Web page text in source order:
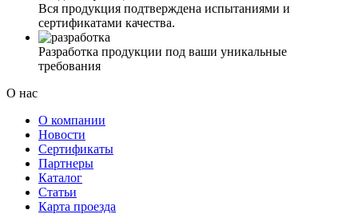
Вся продукция подтверждена испытаниями и
сертификатами качества.
Разработка продукции под ваши уникальные
требования
О нас
О компании
Новости
Сертификаты
Партнеры
Каталог
Статьи
Карта проезда